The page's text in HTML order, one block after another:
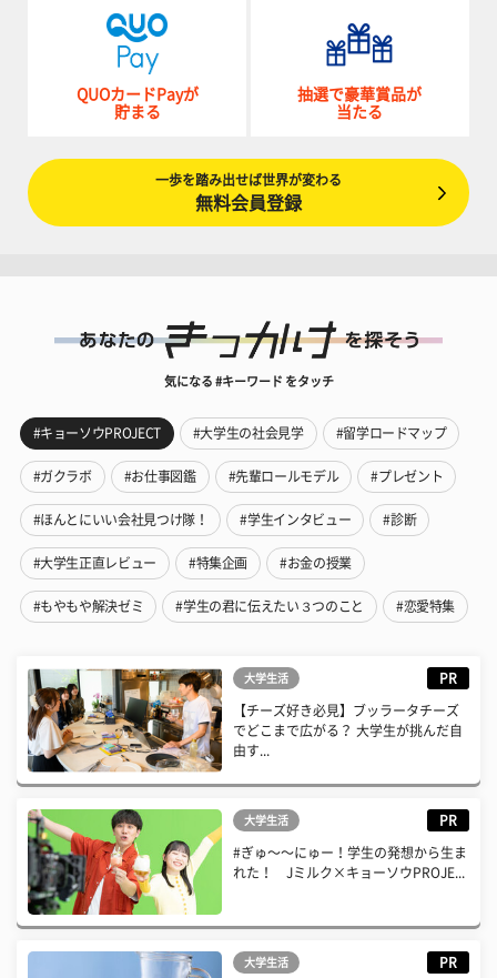
QUOカードPayが
貯まる
抽選で豪華賞品が
当たる
一歩を踏み出せば世界が変わる
無料会員登録
気になる #キーワード をタッチ
#キョーソウPROJECT #大学生の社会見学 #留学ロードマップ
#ガクラボ #お仕事図鑑 #先輩ロールモデル #プレゼント
#ほんとにいい会社見つけ隊！ #学生インタビュー #診断
#大学生正直レビュー #特集企画 #お金の授業
#もやもや解決ゼミ #学生の君に伝えたい３つのこと #恋愛特集
大学生活 PR
【チーズ好き必見】ブッラータチーズ
でどこまで広がる？ 大学生が挑んだ自
由す...
大学生活 PR
#ぎゅ〜〜にゅー！学生の発想から生ま
れた！ Jミルク×キョーソウPROJE...
大学生活 PR